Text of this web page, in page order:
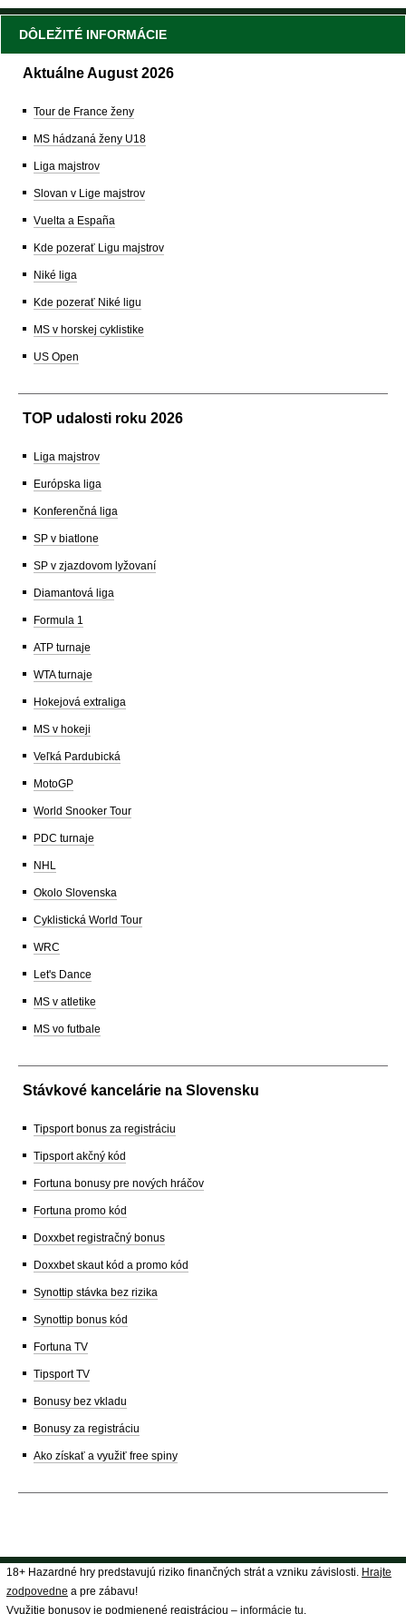
DÔLEŽITÉ INFORMÁCIE
Aktuálne August 2026
Tour de France ženy
MS hádzaná ženy U18
Liga majstrov
Slovan v Lige majstrov
Vuelta a España
Kde pozerať Ligu majstrov
Niké liga
Kde pozerať Niké ligu
MS v horskej cyklistike
US Open
TOP udalosti roku 2026
Liga majstrov
Európska liga
Konferenčná liga
SP v biatlone
SP v zjazdovom lyžovaní
Diamantová liga
Formula 1
ATP turnaje
WTA turnaje
Hokejová extraliga
MS v hokeji
Veľká Pardubická
MotoGP
World Snooker Tour
PDC turnaje
NHL
Okolo Slovenska
Cyklistická World Tour
WRC
Let's Dance
MS v atletike
MS vo futbale
Stávkové kancelárie na Slovensku
Tipsport bonus za registráciu
Tipsport akčný kód
Fortuna bonusy pre nových hráčov
Fortuna promo kód
Doxxbet registračný bonus
Doxxbet skaut kód a promo kód
Synottip stávka bez rizika
Synottip bonus kód
Fortuna TV
Tipsport TV
Bonusy bez vkladu
Bonusy za registráciu
Ako získať a využiť free spiny
18+ Hazardné hry predstavujú riziko finančných strát a vzniku závislosti. Hrajte
zodpovedne a pre zábavu!
Využitie bonusov je podmienené registráciou – informácie tu.